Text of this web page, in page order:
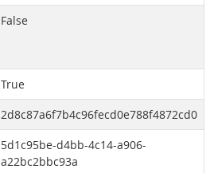
False
True
2d8c87a6f7b4c96fecd0e788f4872cd0
5d1c95be-d4bb-4c14-a906-
a22bc2bbc93a